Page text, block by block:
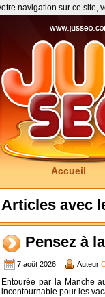
Accueil
Articles avec
Pensez à
7 août 2026 | Auteur
Entourée par la Manche
incontournable pour les
navigation sur ce site,